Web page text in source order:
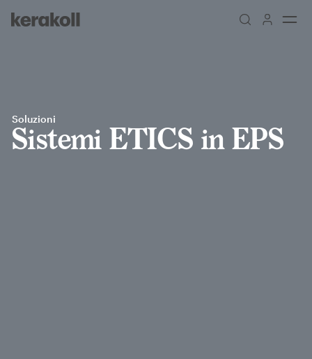
Go to Homepage
Soluzioni
Sistemi ETICS in EPS